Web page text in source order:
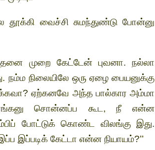
தூக்கி வைச்சி சுமந்துண்டு போன்னு
முறை கேட்டேன் புவனா. நல்லா
நம்ம நிலையிலே ஒரு ஏழை பையனுக்கு
ஏற்கனவே அந்த பால்கார அம்மா
சொன்னப்ப கூட, நீ என்ன
போட்டுக் கொண்ட விலங்கு இது.
இப்படிக் கேட்டா என்ன நியாயம்?’’